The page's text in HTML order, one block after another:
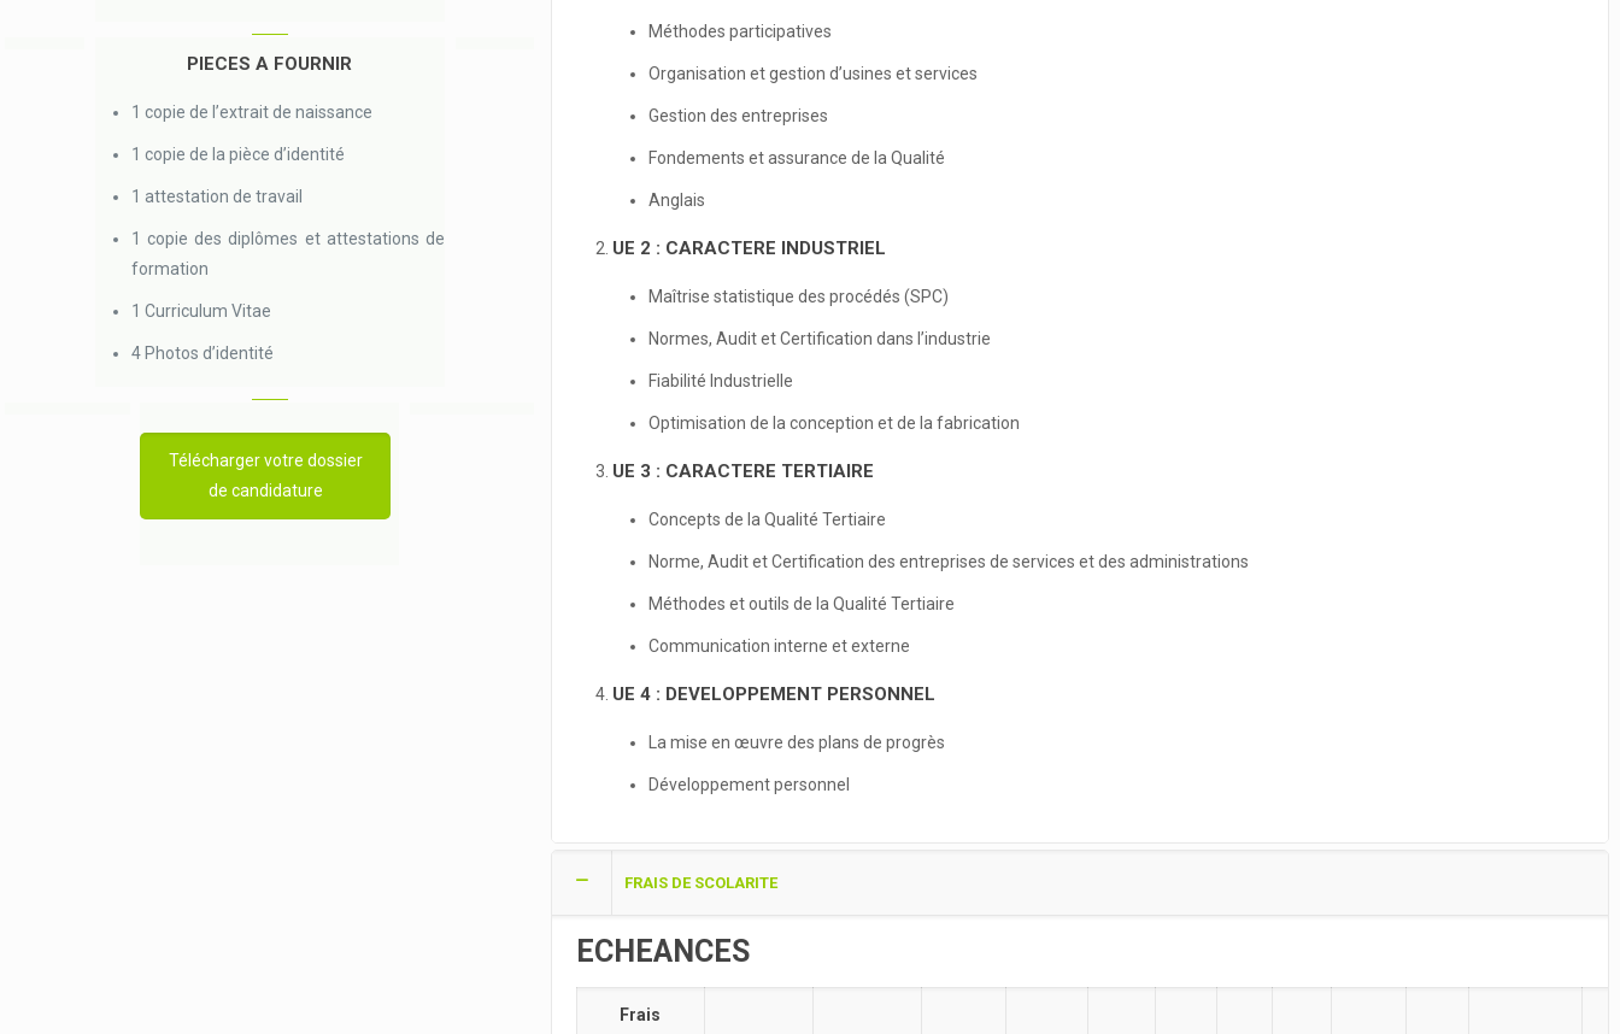
PIECES A FOURNIR
1 copie de l’extrait de naissance
1 copie de la pièce d’identité
1 attestation de travail
1 copie des diplômes et attestations de
formation
1 Curriculum Vitae
4 Photos d’identité
Télécharger votre dossier
de candidature
Méthodes participatives
Organisation et gestion d’usines et services
Gestion des entreprises
Fondements et assurance de la Qualité
Anglais
UE 2 : CARACTERE INDUSTRIEL
Maîtrise statistique des procédés (SPC)
Normes, Audit et Certification dans l’industrie
Fiabilité Industrielle
Optimisation de la conception et de la fabrication
UE 3 : CARACTERE TERTIAIRE
Concepts de la Qualité Tertiaire
Norme, Audit et Certification des entreprises de services et des administrations
Méthodes et outils de la Qualité Tertiaire
Communication interne et externe
UE 4 : DEVELOPPEMENT PERSONNEL
La mise en œuvre des plans de progrès
Développement personnel
FRAIS DE SCOLARITE
ECHEANCES
Frais